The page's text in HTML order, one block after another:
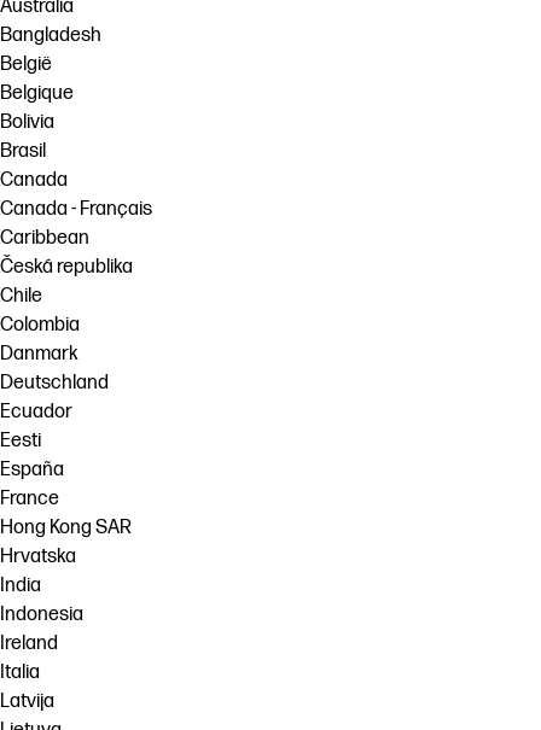
Australia
Bangladesh
België
Belgique
Bolivia
Brasil
Canada
Canada - Français
Caribbean
Česká republika
Chile
Colombia
Danmark
Deutschland
Ecuador
Eesti
España
France
Hong Kong SAR
Hrvatska
India
Indonesia
Ireland
Italia
Latvija